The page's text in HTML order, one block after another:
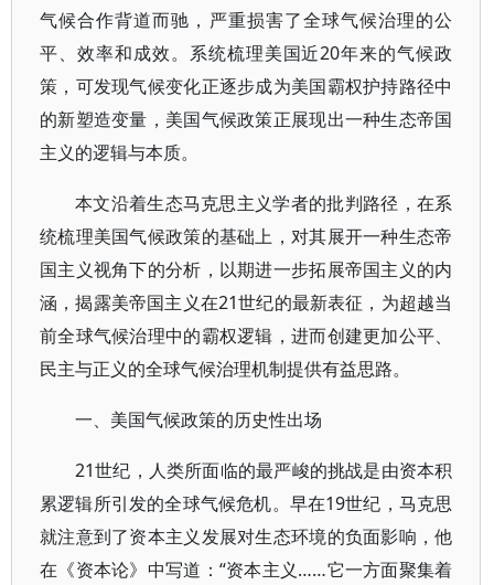
气候合作背道而驰，严重损害了全球气候治理的公
平、效率和成效。系统梳理美国近20年来的气候政
策，可发现气候变化正逐步成为美国霸权护持路径中
的新塑造变量，美国气候政策正展现出一种生态帝国
主义的逻辑与本质。
本文沿着生态马克思主义学者的批判路径，在系
统梳理美国气候政策的基础上，对其展开一种生态帝
国主义视角下的分析，以期进一步拓展帝国主义的内
涵，揭露美帝国主义在21世纪的最新表征，为超越当
前全球气候治理中的霸权逻辑，进而创建更加公平、
民主与正义的全球气候治理机制提供有益思路。
一、美国气候政策的历史性出场
21世纪，人类所面临的最严峻的挑战是由资本积
累逻辑所引发的全球气候危机。早在19世纪，马克思
就注意到了资本主义发展对生态环境的负面影响，他
在《资本论》中写道：“资本主义……它一方面聚集着